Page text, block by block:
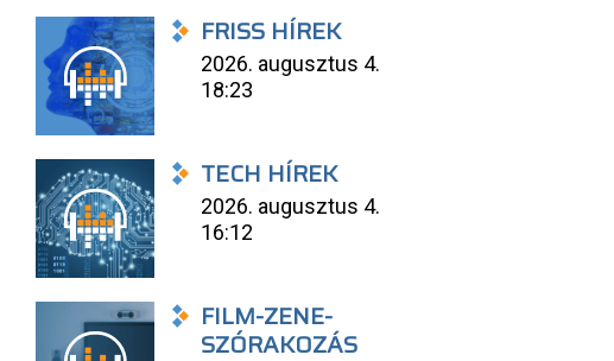
FRISS HÍREK
2026. augusztus 4.
18:23
TECH HÍREK
2026. augusztus 4.
16:12
FILM-ZENE-
SZÓRAKOZÁS